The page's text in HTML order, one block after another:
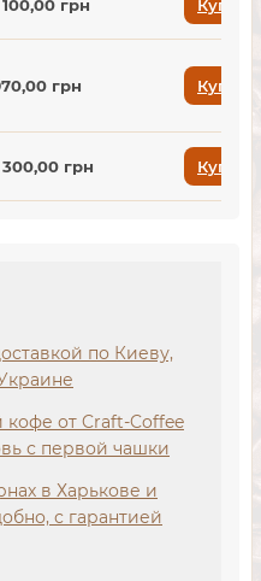
100,00 грн Купить
грн Купить
300,00 грн Купить
по Киеву,
от Craft-Coffee
с первой чашки
в Харькове и
с гарантией